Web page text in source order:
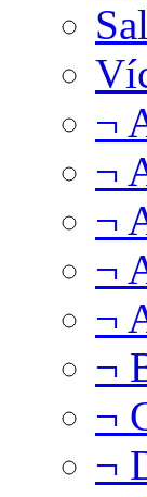
¬
¬
¬
¬
¬
¬
¬
¬